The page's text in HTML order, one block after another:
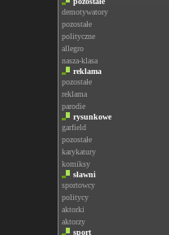
demotywatory
pozostałe
polityczne
allegro
nasza-klasa
reklama
pozostałe
reklama
parodie
rysunkowe
garfield
pozostałe
karykatury
komiksy
sławni
sportowcy
politycy
aktorki
aktorzy
sport